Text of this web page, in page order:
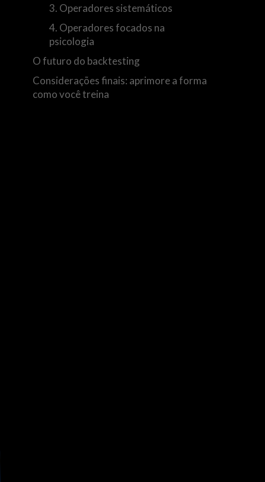
3. Operadores sistemáticos
4. Operadores focados na
psicologia
O futuro do backtesting
Considerações finais: aprimore a forma
como você treina